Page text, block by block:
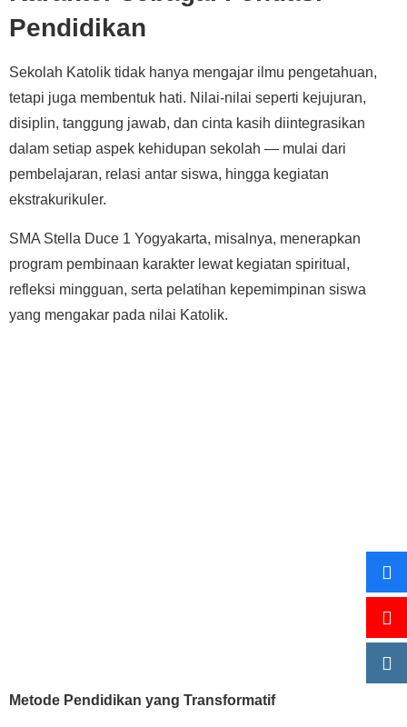
Pendidikan
Sekolah Katolik tidak hanya mengajar ilmu pengetahuan,
tetapi juga membentuk hati. Nilai-nilai seperti kejujuran,
disiplin, tanggung jawab, dan cinta kasih diintegrasikan
dalam setiap aspek kehidupan sekolah — mulai dari
pembelajaran, relasi antar siswa, hingga kegiatan
ekstrakurikuler.
SMA Stella Duce 1 Yogyakarta, misalnya, menerapkan
program pembinaan karakter lewat kegiatan spiritual,
refleksi mingguan, serta pelatihan kepemimpinan siswa
yang mengakar pada nilai Katolik.
Metode Pendidikan yang Transformatif